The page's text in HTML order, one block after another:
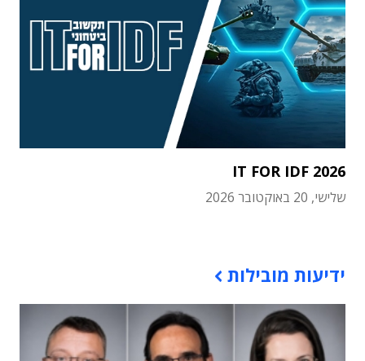
IT FOR IDF 2026
שלישי, 20 באוקטובר 2026
ידיעות מובילות